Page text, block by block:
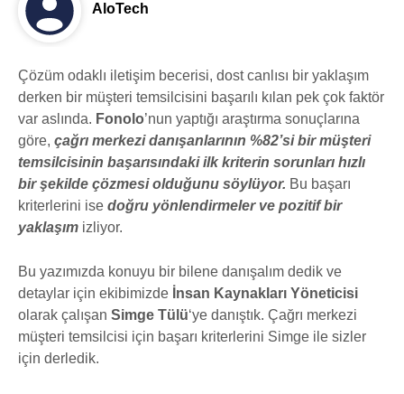
AloTech
Çözüm odaklı iletişim becerisi, dost canlısı bir yaklaşım
derken bir müşteri temsilcisini başarılı kılan pek çok faktör
var aslında. Fonolo’nun yaptığı araştırma sonuçlarına
göre, çağrı merkezi danışanlarının %82’si bir müşteri
temsilcisinin başarısındaki ilk kriterin sorunları hızlı
bir şekilde çözmesi olduğunu söylüyor. Bu başarı
kriterlerini ise doğru yönlendirmeler ve pozitif bir
yaklaşım izliyor.
Bu yazımızda konuyu bir bilene danışalım dedik ve
detaylar için ekibimizde İnsan Kaynakları Yöneticisi
olarak çalışan Simge Tülü‘ye danıştık. Çağrı merkezi
müşteri temsilcisi için başarı kriterlerini Simge ile sizler
için derledik.